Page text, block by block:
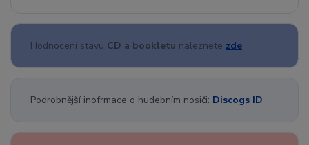
Hodnocení stavu CD a bookletu naleznete zde
Podrobnější inofrmace o hudebním nosiči: Discogs ID